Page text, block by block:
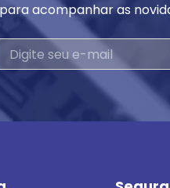
acompanhar as